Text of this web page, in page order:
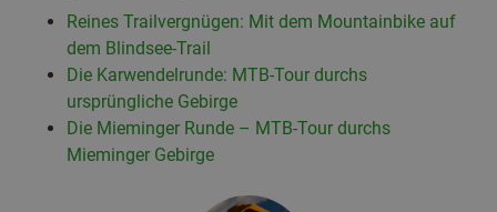
Reines Trailvergnügen: Mit dem Mountainbike auf
dem Blindsee-Trail
Die Karwendelrunde: MTB-Tour durchs
ursprüngliche Gebirge
Die Mieminger Runde – MTB-Tour durchs
Mieminger Gebirge